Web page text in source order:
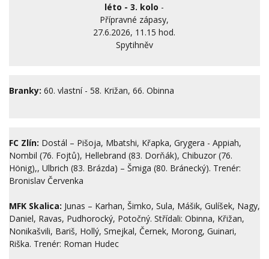
léto - 3. kolo -
Přípravné zápasy,
27.6.2026, 11.15 hod.
Spytihněv
Branky: 60. vlastní - 58. Križan, 66. Obinna
FC Zlín: Dostál – Pišoja, Mbatshi, Křapka, Grygera - Appiah,
Nombil (76. Fojtů), Hellebrand (83. Dorňák), Chibuzor (76.
Hönig),, Ulbrich (83. Brázda) – Šmiga (80. Bránecký). Trenér:
Bronislav Červenka
MFK Skalica: Junas – Karhan, Šimko, Sula, Mášik, Gulíšek, Nagy,
Daniel, Ravas, Pudhorocký, Potočný. Střídali: Obinna, Křižan,
Nonikašvili, Bariš, Hollý, Smejkal, Černek, Morong, Guinari,
Riška. Trenér: Roman Hudec